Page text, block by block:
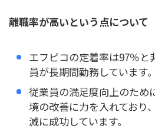
離職率が高いという点について
エフピコの定着率は97％
員が長期間勤務しています。
従業員の満足度向上のため
境の改善に力を入れており
減に成功しています。